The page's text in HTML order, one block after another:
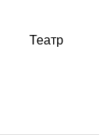
Театр